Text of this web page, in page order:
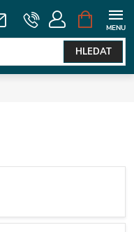
HLEDAT
NÁKUPNÍ
KOŠÍK